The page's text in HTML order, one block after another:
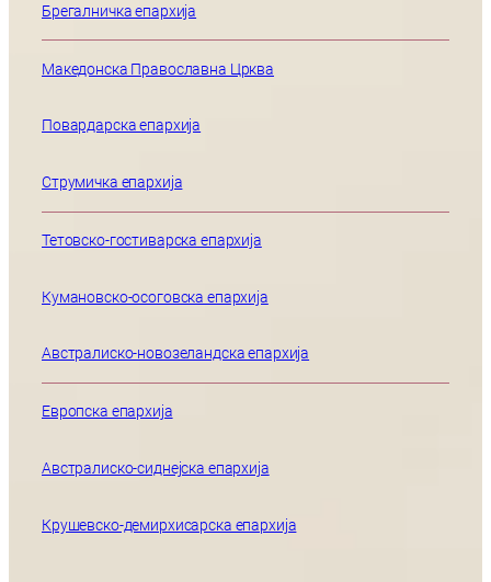
Брегалничка епархија
Македонска Православна Црква
Повардарска епархија
Струмичка епархија
Тетовско-гостиварска епархија
Кумановско-осоговска епархија
Австралиско-новозеландска епархија
Европска епархија
Австралиско-сиднејска епархија
Крушевско-демирхисарска епархија